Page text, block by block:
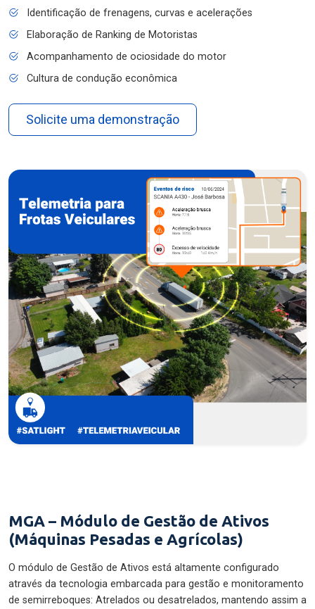
Identificação de frenagens, curvas e acelerações
Elaboração de Ranking de Motoristas
Acompanhamento de ociosidade do motor
Cultura de condução econômica
Solicite uma demonstração
MGA – Módulo de Gestão de Ativos
(Máquinas Pesadas e Agrícolas)
O módulo de Gestão de Ativos está altamente configurado
através da tecnologia embarcada para gestão e monitoramento
de semirreboques: Atrelados ou desatrelados, mantendo assim a